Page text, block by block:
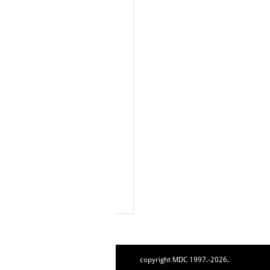
copyright MDC 1997.-2026.